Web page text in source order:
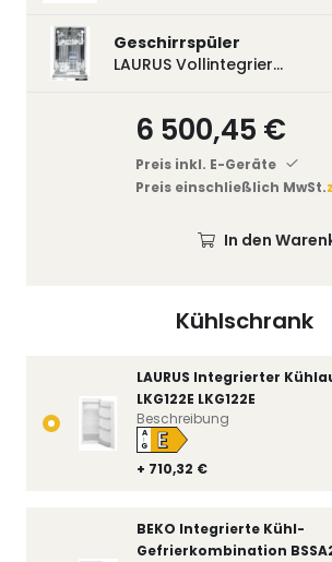
Kühlschrank
LAURUS Integrierter
LKG122E LKG122E
+ 710,32 €
A
↑
G E
Beschreibung
BEKO Integrierte Kühl-
Gefrierkombination
Geschirrspüler
LAURUS Vollintegrierter Geschirrspüler LSV45-3, 450 mm breit, 3 Programme LSV45-3
6 500,45 €
Preis inkl. E-Geräte
Preis einschließlich MwSt.
In den